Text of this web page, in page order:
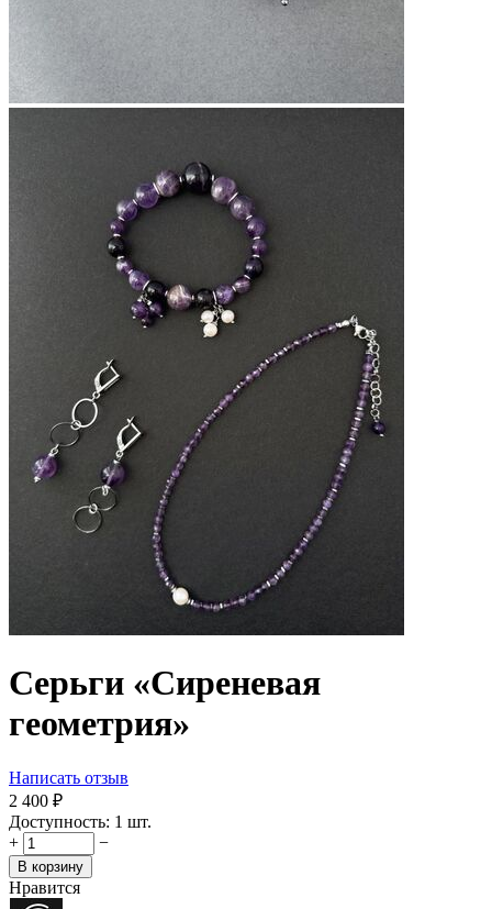
Серьги «Сиреневая
геометрия»
Написать отзыв
2 400 ₽
Доступность: 1 шт.
+
−
В корзину
Нравится